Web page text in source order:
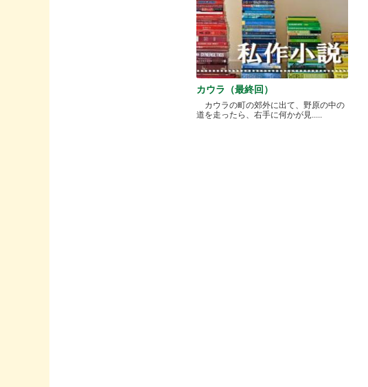
カウラ（最終回）
カウラの町の郊外に出て、野原の中の
道を走ったら、右手に何かが見.....